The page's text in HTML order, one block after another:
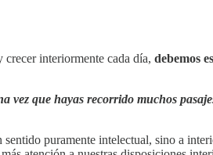
crecer interiormente cada día, debemos
vez que hayas recorrido muchos
puramente intelectual, sino a